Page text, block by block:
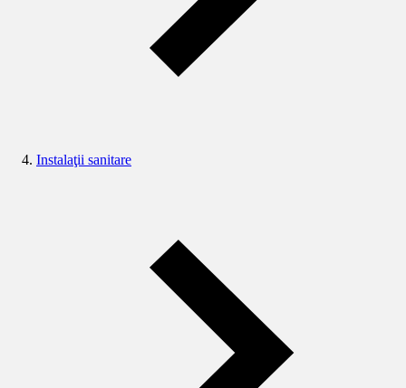
Instalaţii sanitare